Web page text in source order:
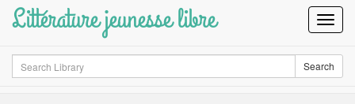
Littérature jeunesse libre
Search Search